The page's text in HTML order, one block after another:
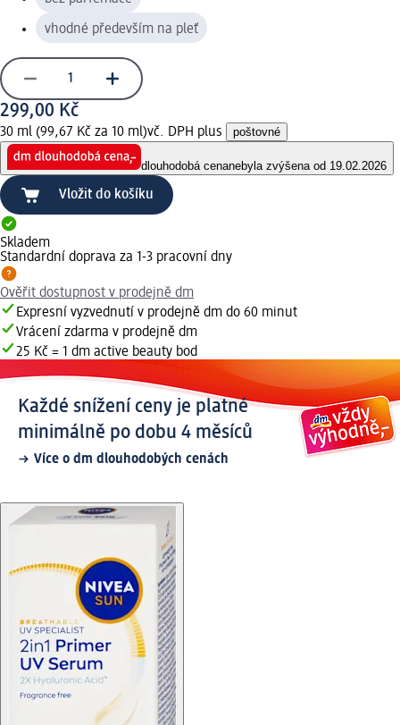
vhodné především na pleť
299,00 Kč
30 ml (99,67 Kč za 10 ml)vč. DPH plus poštovné
dlouhodobá cenanebyla zvýšena od 19.02.2026
Vložit do košíku
Skladem
Standardní doprava za 1-3 pracovní dny
Ověřit dostupnost v prodejně dm
Expresní vyzvednutí v prodejně dm do 60 minut
Vrácení zdarma v prodejně dm
25 Kč = 1 dm active beauty bod
Každé snížení ceny je platné
minimálně po dobu 4 měsíců
Více o dm dlouhodobých cenách